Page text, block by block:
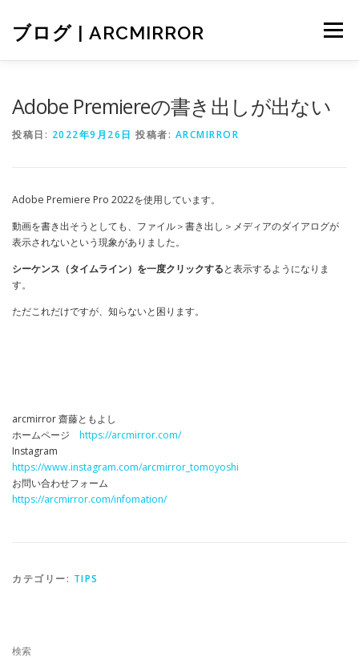
ブログ | ARCMIRROR メニュー
Adobe Premiereの書き出しが出ない
投稿日: 2022年9月26日 投稿者: ARCMIRROR
Adobe Premiere Pro 2022を使用しています。
動画を書き出そうとしても、ファイル＞書き出し＞メディアのダイアログが
表示されないという現象がありました。
シーケンス（タイムライン）を一度クリックすると表示するようになりま
す。
ただこれだけですが、知らないと困ります。
arcmirror 齋藤ともよし
ホームページ https://arcmirror.com/
Instagram
https://www.instagram.com/arcmirror_tomoyoshi
お問い合わせフォーム
https://arcmirror.com/infomation/
カテゴリー: TIPS
検索